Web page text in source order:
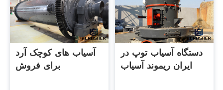
آسیاب های کوچک آرد
برای فروش
دستگاه آسیاب توپ در
ایران ریموند آسیاب